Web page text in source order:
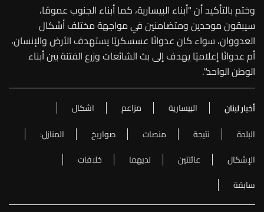
وختم بالتأكيد أن "أبناء البيسارية، كما أبناء الجنوب عمومًا،
سيبقون موحدين ومتضامنين في مواجهة مختلف أشكال
العدووان، سواء كان عدوانًا عسسكريًا يستهدف الأرض والإنسان،
أم عدوانًا إعلاميًا يهدف إلى بث الشائعات وزرع الفتنة بين أبناء
الوطن الواحد".
أخبار لبنان البيسارية مزاعم
اشكال
البلدة
نتيجة منصات صواريخ
المنازل:
الإشكال
عائلتين لديهما
خلافات
سابقة